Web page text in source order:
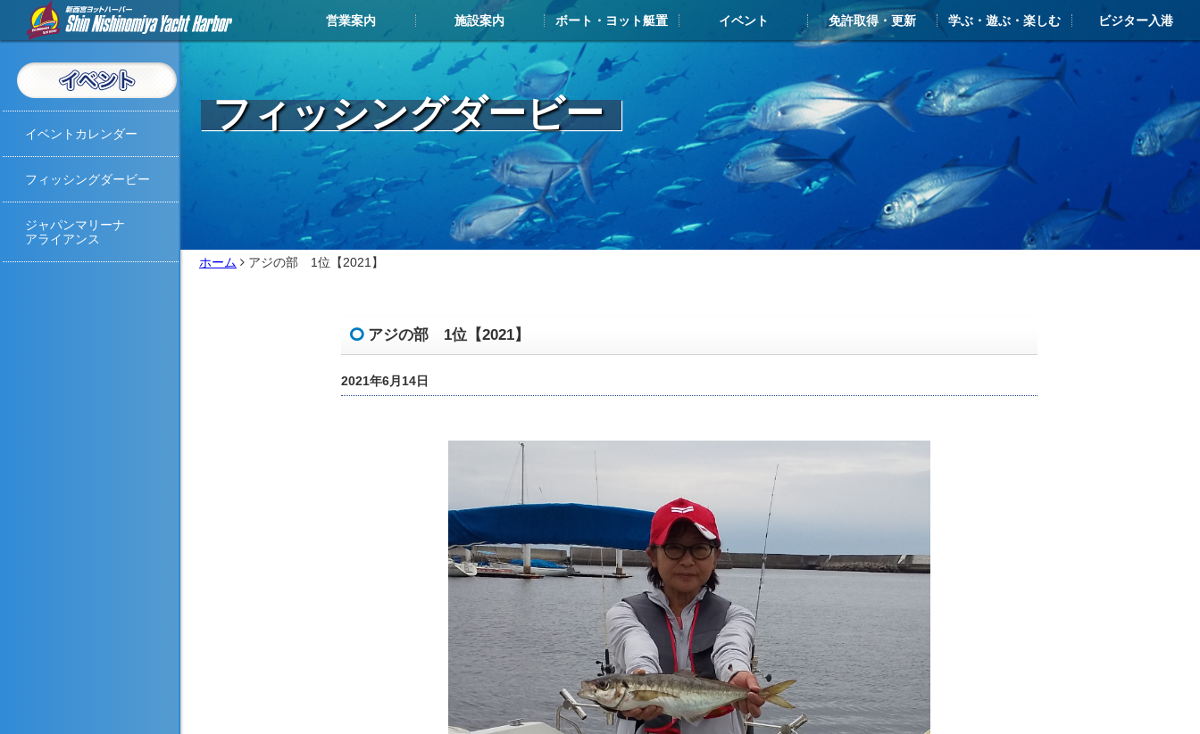
営業案内 施設案内
施設案内TOP
施設案内 艇置・給油メンテナンス施設
レストラン・カフェ
マリンショップ
その他ヨットハーバー内施設
ボート・ヨット展示艇情報
ボート・ヨット艇置
お申込み・搬入の流れ
艇置料金
解約について
メンテナンスについて
よくある質問
イベント 免許取得・更新 学ぶ・遊ぶ・楽しむ
学ぶ・遊ぶ・楽しむTOP
シースタイル・マリン塾
新西宮レンタルヨットクラブ
ヨットスクール
体験クルーズ（ボート・ヨット）
クルージングガイド
ビジター入港
ビジターバース・入港のご案内
しんにしのみや海の駅
フィッシングダービー
ホーム アジの部 1位【2021】
アジの部 1位【2021】
2021年6月14日
イベントカレンダー
フィッシングダービー
ジャパンマリーナ
アライアンス